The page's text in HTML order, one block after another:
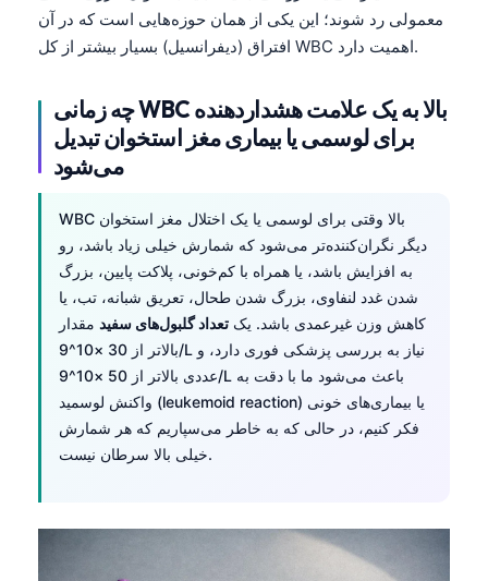
معمولی رد شوند؛ این یکی از همان حوزه‌هایی است که در آن
افتراق (دیفرانسیل) بسیار بیشتر از کل WBC اهمیت دارد.
چه زمانی WBC بالا به یک علامت هشداردهنده
برای لوسمی یا بیماری مغز استخوان تبدیل
می‌شود
WBC بالا وقتی برای لوسمی یا یک اختلال مغز استخوان
دیگر نگران‌کننده‌تر می‌شود که شمارش خیلی زیاد باشد، رو
به افزایش باشد، یا همراه با کم‌خونی، پلاکت پایین، بزرگ
شدن غدد لنفاوی، بزرگ شدن طحال، تعریق شبانه، تب، یا
کاهش وزن غیرعمدی باشد. یک تعداد گلبول‌های سفید مقدار
بالاتر از 30 ×10^9/L نیاز به بررسی پزشکی فوری دارد، و
عددی بالاتر از 50 ×10^9/L باعث می‌شود ما با دقت به
واکنش لوسمید (leukemoid reaction) یا بیماری‌های خونی
فکر کنیم، در حالی که به خاطر می‌سپاریم که هر شمارش
خیلی بالا سرطان نیست.
سنڌي
অসমীয়া
Galego
Latviešu valoda
Македонски јазик
Euskara
Gàidhlig
Occitan
العربية المغربية
Afrikaans
Монгол
ພາສາລາວ
Cebuano